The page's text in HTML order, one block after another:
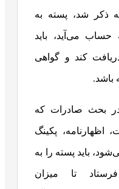
ذکر شد، پسته به
حساب می‌آید، باید
کند و گواهی
باشد.
بحث صادرات که
اظهارنامه، پکینگ
باید پسته را به
تا میزان